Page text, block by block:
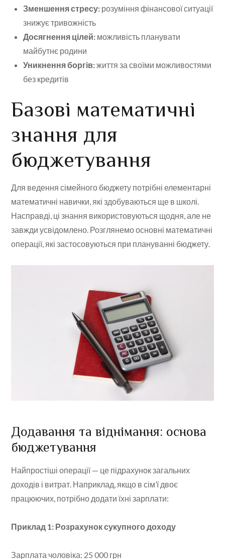
Зменшення стресу: розуміння фінансової ситуації
знижує тривожність
Досягнення цілей: можливість планувати
майбутнє родини
Уникнення боргів:життя за своїми можливостями
без кредитів
Базові математичні
знання для
бюджетування
Для ведення сімейного бюджету потрібні елементарні
математичні навички, які здобуваються ще в школі.
Насправді, ці знання використовуються щодня, але не
завжди усвідомлено. Розглянемо основні математичні
операції, які застосовуються при плануванні бюджету.
Додавання та віднімання: основа
бюджетування
Найпростіші операції — це підрахунок загальних
доходів і витрат. Наприклад, якщо в сім’ї двоє
працюючих, потрібно додати їхні зарплати:
Приклад 1: Розрахунок сукупного доходу
Зарплата чоловіка: 25 000 грн